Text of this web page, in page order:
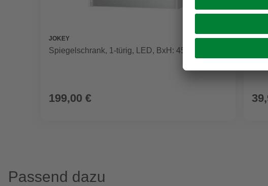
JOKEY
Spiegelschrank, 1-türig, LED, BxH: 45 x 71,5 cm
199,00 €
Passend dazu